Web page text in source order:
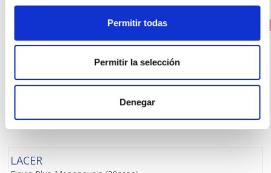
Permitir todas
Permitir la selección
Denegar
PRECIO ESPECIAL
LACER